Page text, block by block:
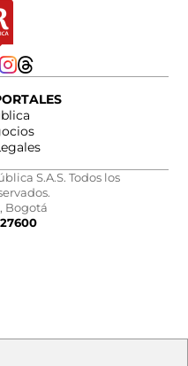
S.A.S. Todos los
Bogotá